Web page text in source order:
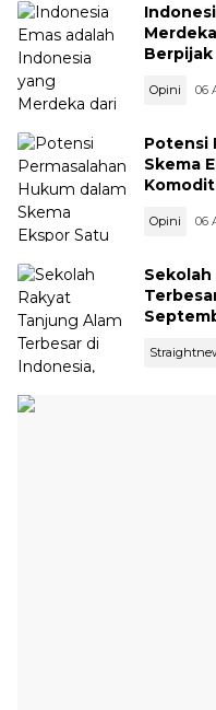
Opini 06
Potensi
Skema
Opini 06